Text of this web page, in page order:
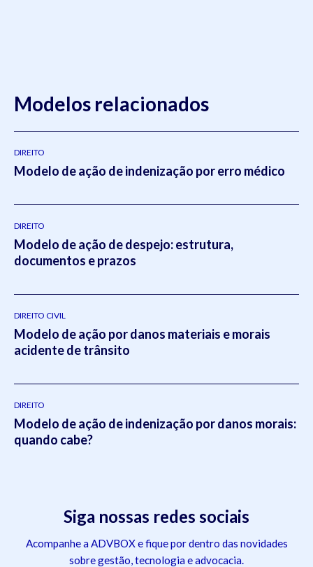
Modelos relacionados
DIREITO
Modelo de ação de indenização por erro médico
DIREITO
Modelo de ação de despejo: estrutura,
documentos e prazos
DIREITO CIVIL
Modelo de ação por danos materiais e morais
acidente de trânsito
DIREITO
Modelo de ação de indenização por danos morais:
quando cabe?
Siga nossas redes sociais
Acompanhe a ADVBOX e fique por dentro das novidades
sobre gestão, tecnologia e advocacia.